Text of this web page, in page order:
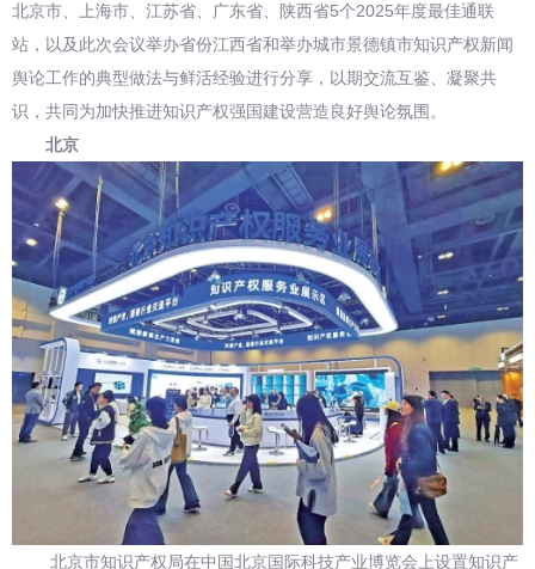
北京市、上海市、江苏省、广东省、陕西省5个2025年度最佳通联
站，以及此次会议举办省份江西省和举办城市景德镇市知识产权新闻
舆论工作的典型做法与鲜活经验进行分享，以期交流互鉴、凝聚共
识，共同为加快推进知识产权强国建设营造良好舆论氛围。
北京
北京市知识产权局在中国北京国际科技产业博览会上设置知识产